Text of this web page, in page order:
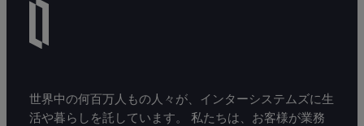
世界中の何百万人もの人々が、インターシステムズに生
活や暮らしを託しています。 私たちは、お客様が業務